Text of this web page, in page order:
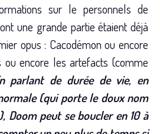
sur le personnels de
une grande partie étaient déjà
opus : Cacodémon ou encore
encore les artefacts (comme
parlant de durée de vie, en
(qui porte le doux nom
Doom peut se boucler en 10 à